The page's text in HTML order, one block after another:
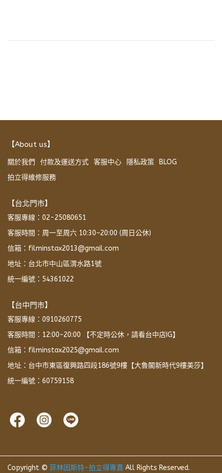
【About us】
關於我們 付款及運送方式 客服中心 隱私政策
BLOG
拍立得維修服務
【台北門市】
客服專線：02-25080651
客服時間：周一至周六 10:30~20:00 (周日公休)
信箱：filminstax2013@gmail.com
地址：台北市中山區渭水路1號
統一編號：54361022
【台中門市】
客服專線：0910260775
客服時間：12:00~20:00 【不定時公休，請看台中店IG】
信箱：filminstax2025@gmail.com
地址：台中市東區復興路四段186號9樓【大魯閣新時代9樓美莎】
統一編號：60759158
Copyright © 菲林因斯特-拍立得專賣 All Rights Reserved.